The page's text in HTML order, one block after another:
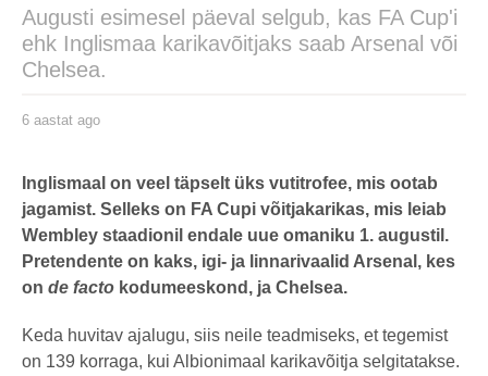
Augusti esimesel päeval selgub, kas FA Cup'i
ehk Inglismaa karikavõitjaks saab Arsenal või
Chelsea.
karlj
6 aastat ago
t
t
g
o
Inglismaal on veel täpselt üks vutitrofee, mis ootab
jagamist. Selleks on FA Cupi võitjakarikas, mis leiab
Wembley staadionil endale uue omaniku 1. augustil.
Pretendente on kaks, igi- ja linnarivaalid Arsenal, kes
on de facto kodumeeskond, ja Chelsea.
Keda huvitav ajalugu, siis neile teadmiseks, et tegemist
on 139 korraga, kui Albionimaal karikavõitja selgitatakse.